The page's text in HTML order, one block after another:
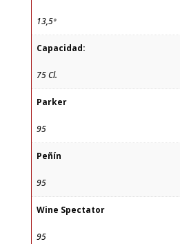
13,5º
Capacidad:
75 Cl.
Parker
95
Peñín
95
Wine Spectator
95